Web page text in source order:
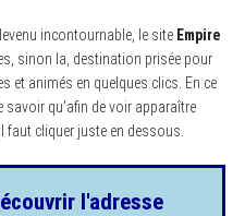
incontournable, le site Empire
sinon la, destination prisée pour
et animés en quelques clics. En ce
savoir qu’afin de voir apparaître
faut cliquer juste en dessous.
l'adresse